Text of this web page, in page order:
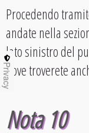
Procedendo
andate nella
lato sinistro del
dove troverete
Nota 10
Privacy